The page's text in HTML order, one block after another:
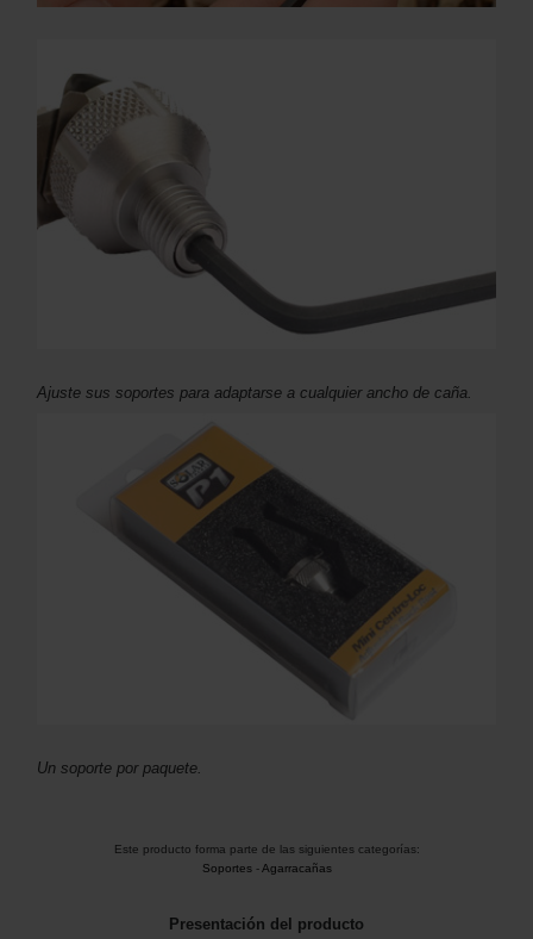
Ajuste sus soportes para adaptarse a cualquier ancho de caña.
Un soporte por paquete.
Este producto forma parte de las siguientes categorías:
Soportes-Agarracañas
Presentación del producto